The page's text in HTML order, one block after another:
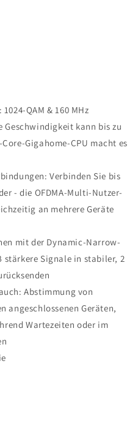
QAM & 160 MHz
kann bis zu
Gigahome-CPU macht es
Verbinden Sie bis
- die OFDMA-Multi-Nutzer-
an mehrere Geräte
mit der Dynamic-Narrow-
stärkere Signale in stabiler, 2
Abstimmung von
angeschlossenen Geräten,
Wartezeiten oder im